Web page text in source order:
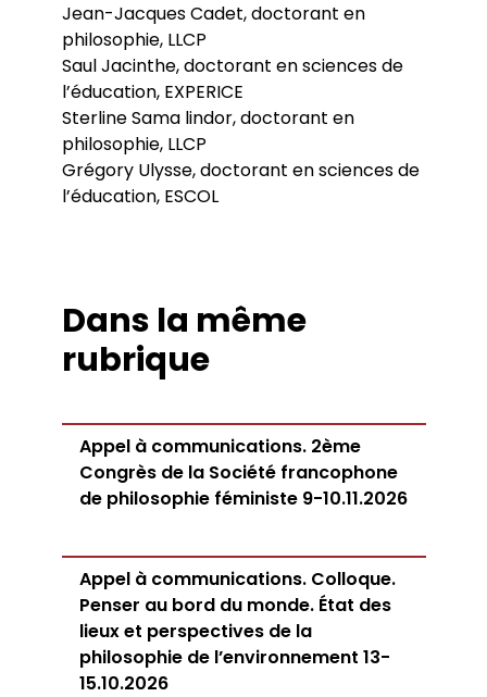
Jean-Jacques Cadet, doctorant en
philosophie, LLCP
Saul Jacinthe, doctorant en sciences de
l’éducation, EXPERICE
Sterline Sama lindor, doctorant en
philosophie, LLCP
Grégory Ulysse, doctorant en sciences de
l’éducation, ESCOL
Dans la même
rubrique
Appel à communications. 2ème
Congrès de la Société francophone
de philosophie féministe 9-10.11.2026
Appel à communications. Colloque.
Penser au bord du monde. État des
lieux et perspectives de la
philosophie de l’environnement 13-
15.10.2026